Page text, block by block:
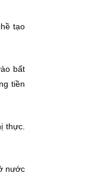
tạo
bất
tiền
thực.
nước